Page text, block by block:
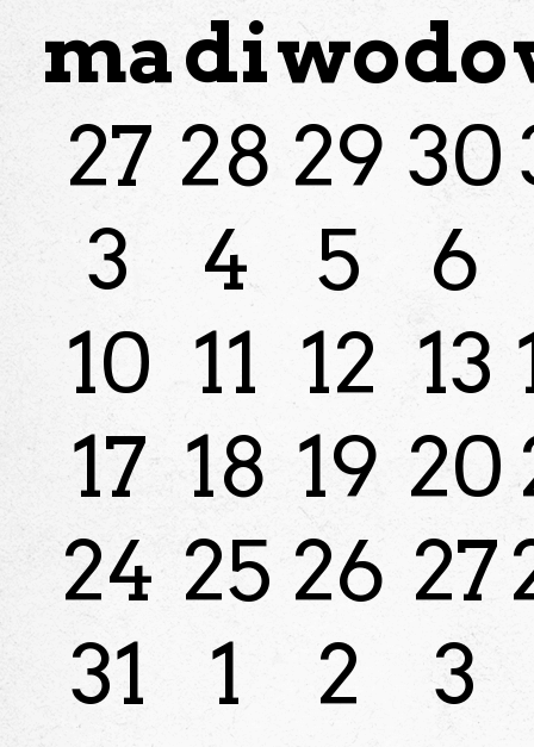
madiwodo
27 28 29 30
3
4 5
6
10 11 12 13
17 18 19 20
24 25 26 27
31
1 2 3